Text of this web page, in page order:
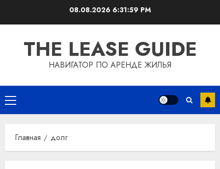
08.08.2026 6:31:59 PM
THE LEASE GUIDE
НАВИГАТОР ПО АРЕНДЕ ЖИЛЬЯ
Основное
меню
Главная долг